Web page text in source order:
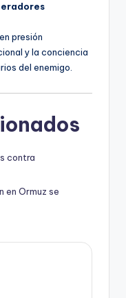
presión
y la conciencia
del enemigo.
contra
en Ormuz se